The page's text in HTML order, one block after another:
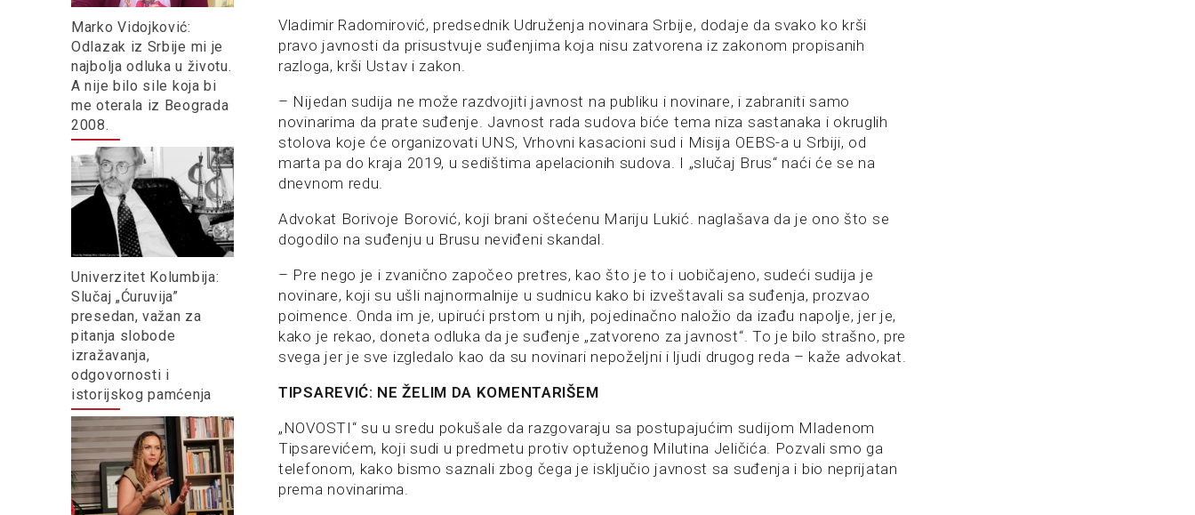
Marko Vidojković:
Odlazak iz Srbije mi je
najbolja odluka u životu.
A nije bilo sile koja bi
me oterala iz Beograda
2008.
Univerzitet Kolumbija:
Slučaj „Ćuruvija”
presedan, važan za
pitanja slobode
izražavanja,
odgovornosti i
istorijskog pamćenja
Vladimir Radomirović, predsednik Udruženja novinara Srbije, dodaje da svako ko krši
pravo javnosti da prisustvuje suđenjima koja nisu zatvorena iz zakonom propisanih
razloga, krši Ustav i zakon.
– Nijedan sudija ne može razdvojiti javnost na publiku i novinare, i zabraniti samo
novinarima da prate suđenje. Javnost rada sudova biće tema niza sastanaka i okruglih
stolova koje će organizovati UNS, Vrhovni kasacioni sud i Misija OEBS-a u Srbiji, od
marta pa do kraja 2019, u sedištima apelacionih sudova. I „slučaj Brus“ naći će se na
dnevnom redu.
Advokat Borivoje Borović, koji brani oštećenu Mariju Lukić. naglašava da je ono što se
dogodilo na suđenju u Brusu neviđeni skandal.
– Pre nego je i zvanično započeo pretres, kao što je to i uobičajeno, sudeći sudija je
novinare, koji su ušli najnormalnije u sudnicu kako bi izveštavali sa suđenja, prozvao
poimence. Onda im je, upirući prstom u njih, pojedinačno naložio da izađu napolje, jer je,
kako je rekao, doneta odluka da je suđenje „zatvoreno za javnost“. To je bilo strašno, pre
svega jer je sve izgledalo kao da su novinari nepoželjni i ljudi drugog reda – kaže advokat.
TIPSAREVIĆ: NE ŽELIM DA KOMENTARIŠEM
„NOVOSTI“ su u sredu pokušale da razgovaraju sa postupajućim sudijom Mladenom
Tipsarevićem, koji sudi u predmetu protiv optuženog Milutina Jeličića. Pozvali smo ga
telefonom, kako bismo saznali zbog čega je isključio javnost sa suđenja i bio neprijatan
prema novinarima.